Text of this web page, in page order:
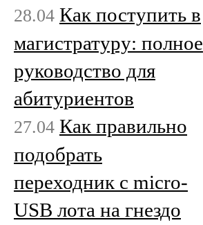
28.04 Как поступить в
магистратуру: полное
руководство для
абитуриентов
27.04 Как правильно
подобрать
переходник с micro-
USB лота на гнездо